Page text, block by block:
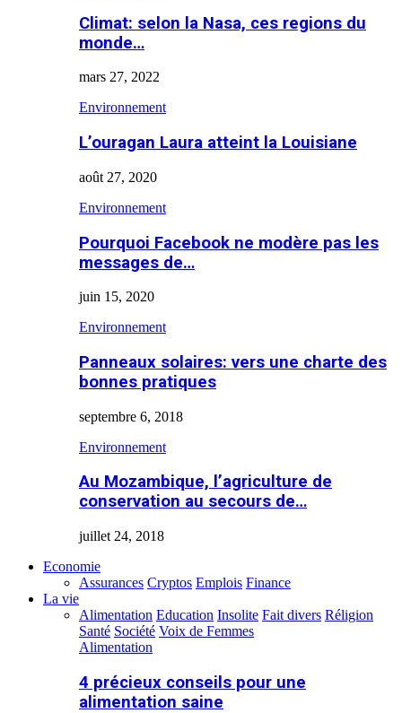
Climat: selon la Nasa, ces regions du
monde…
mars 27, 2022
Environnement
L’ouragan Laura atteint la Louisiane
août 27, 2020
Environnement
Pourquoi Facebook ne modère pas les
messages de…
juin 15, 2020
Environnement
Panneaux solaires: vers une charte des
bonnes pratiques
septembre 6, 2018
Environnement
Au Mozambique, l’agriculture de
conservation au secours de…
juillet 24, 2018
Economie
Assurances Cryptos Emplois Finance
La vie
Alimentation Education Insolite Fait divers Réligion
Santé Société Voix de Femmes
Alimentation
4 précieux conseils pour une
alimentation saine